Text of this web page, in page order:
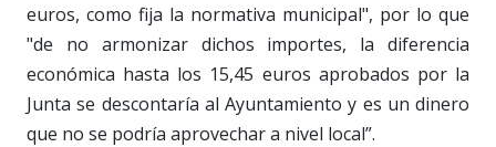
euros, como fija la normativa municipal", por lo que
"de no armonizar dichos importes, la diferencia
económica hasta los 15,45 euros aprobados por la
Junta se descontaría al Ayuntamiento y es un dinero
que no se podría aprovechar a nivel local”.